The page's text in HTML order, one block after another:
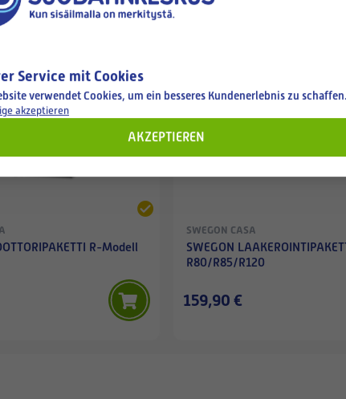
R-Modell
SWEGON CASA
SWEGON
R80/R85/R120
159,90 €
Service mit Cookies
verwendet Cookies, um ein besseres Kundenerlebnis zu schaffen.
akzeptieren
AKZEPTIEREN